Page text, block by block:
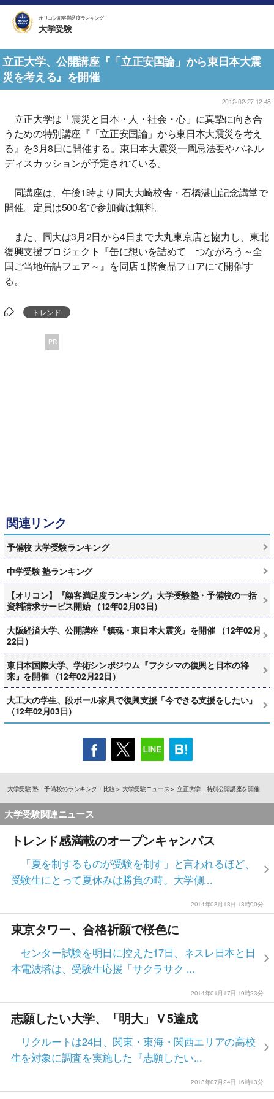
オリコン顧客満足度ランキング
大学受験
立正大学、公開講座『「立正安国論」から東日本大震
災を考える』を開催
2012-02-27 12:48
立正大学は「震災と日本・人・社会・心」に真摯に向き合
うための特別講座『「立正安国論」から東日本大震災を考え
る』を3月8日に開催する。東日本大震災一周忌法要やパネル
ディスカッションが予定されている。
同講座は、午後1時より同大大崎校舎・石橋湛山記念講堂で
開催。定員は500名で参加費は無料。
また、同大は3月2日から4日まで大丸東京店と協力し、東北
復興支援プロジェクト『缶に想いを詰めて つながろう～全
国ご当地缶詰フェア～』を同店１階食品フロアにて開催す
る。
トレンド
PR
関連リンク
予備校 大学受験ランキング
中学受験 塾ランキング
【オリコン】『顧客満足度ランキング』大学受験塾・予備校の一括
資料請求サービス開始 （12年02月03日）
大阪経済大学、公開講座『鎮魂・東日本大震災』を開催 （12年02月
22日）
東日本国際大学、学術シンポジウム『フクシマの復興と日本の将
来』を開催 （12年02月22日）
大工大の学生、段ボール家具で復興支援「今できる支援をしたい」
（12年02月03日）
大学受験 塾・予備校のランキング・比較 大学受験ニュース 立正大学、特別公開講座を開催
大学受験関連ニュース
トレンド感満載のオープンキャンパス
「夏を制するものが受験を制す」と言われるほど、
受験生にとって夏休みは勝負の時。大学側...
2014年08月13日 13時00分
東京タワー、合格祈願で桜色に
センター試験を明日に控えた17日、ネスレ日本と日
本電波塔は、受験生応援「サクラサク ...
2014年01月17日 19時23分
志願したい大学、「明大」Ｖ5達成
リクルートは24日、関東・東海・関西エリアの高校
生を対象に調査を実施した『志願したい...
2013年07月24日 16時13分